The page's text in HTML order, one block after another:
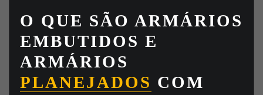
O QUE SÃO ARMÁRIOS
EMBUTIDOS E
ARMÁRIOS
PLANEJADOS COM